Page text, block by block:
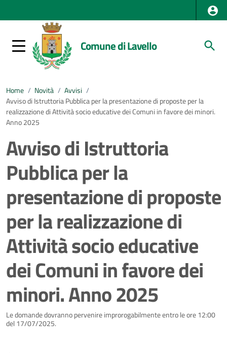
Comune di Lavello
Home / Novità / Avvisi /
Avviso di Istruttoria Pubblica per la presentazione di proposte per la
realizzazione di Attività socio educative dei Comuni in favore dei minori.
Anno 2025
Avviso di Istruttoria
Pubblica per la
presentazione di proposte
per la realizzazione di
Attività socio educative
dei Comuni in favore dei
minori. Anno 2025
Dettagli della notizia
Le domande dovranno pervenire improrogabilmente entro le ore 12:00
del 17/07/2025.